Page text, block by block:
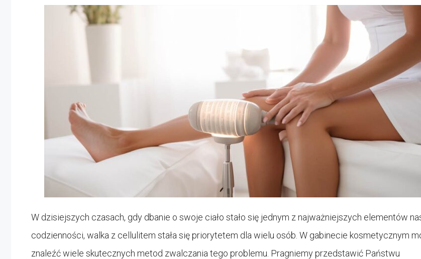
W dzisiejszych czasach, gdy dbanie o swoje ciało stało się jednym z najważniejszych elementów
codzienności, walka z cellulitem stała się priorytetem dla wielu osób. W gabinecie kosmetycznym
znaleźć wiele skutecznych metod zwalczania tego problemu. Pragniemy przedstawić Państwu